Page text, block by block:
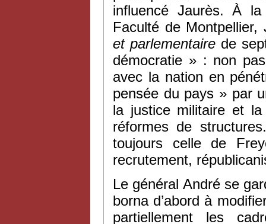
influencé Jaurès. À
Faculté de
et parlementaire de
démocratie » : non
avec la nation en
pensée du pays » par
la justice militaire et
réformes de
toujours celle de
recrutement,
Le général André se
borna d’abord à
partiellement les